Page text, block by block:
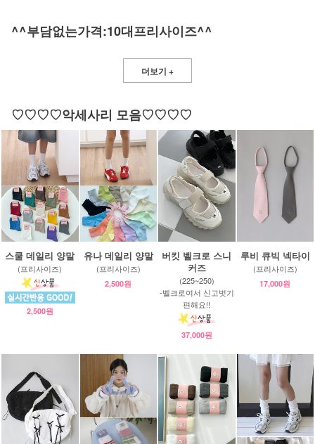
^^부담없는가격:10대프리사이즈^^
더보기 +
♡♡♡♡악세사리 모음♡♡♡♡
스쿨 데일리 양말
(프리사이즈)
2,500원
유나 데일리 양말
(프리사이즈)
2,500원
버킷 벨크로 스니
커즈
(225~250)
-벨크로여서 신고벗기
편해요!!
37,000원
루비 큐빅 넥타이
(프리사이즈)
17,000원